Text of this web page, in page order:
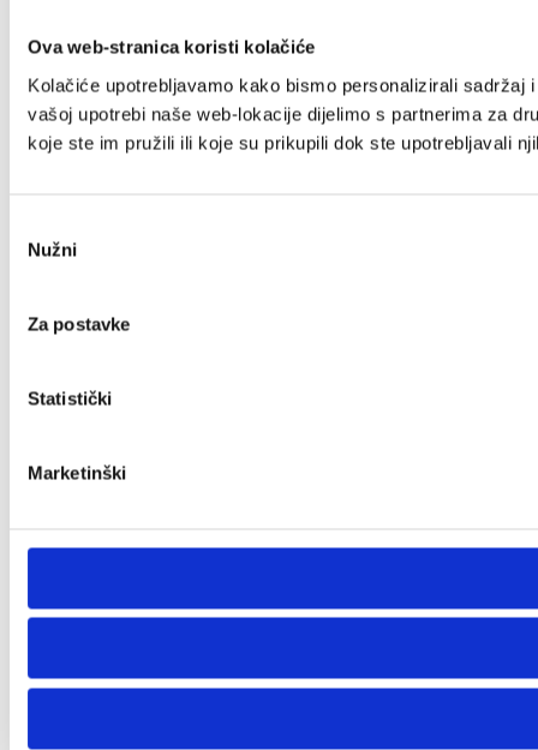
Ova web-stranica koristi kolačiće
Kolačiće upotrebljavamo kako bismo personalizirali
vašoj upotrebi naše web-lokacije dijelimo s partnerima za
koje ste im pružili ili koje su prikupili dok ste upotrebljavali
pristanka
Nužni
Za postavke
Statistički
Marketinški